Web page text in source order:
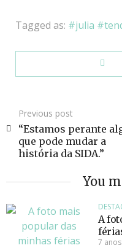
Tagged as: julia
Previous post
“Estamos perante
que pode mudar a
história da SIDA.”
You
A
7